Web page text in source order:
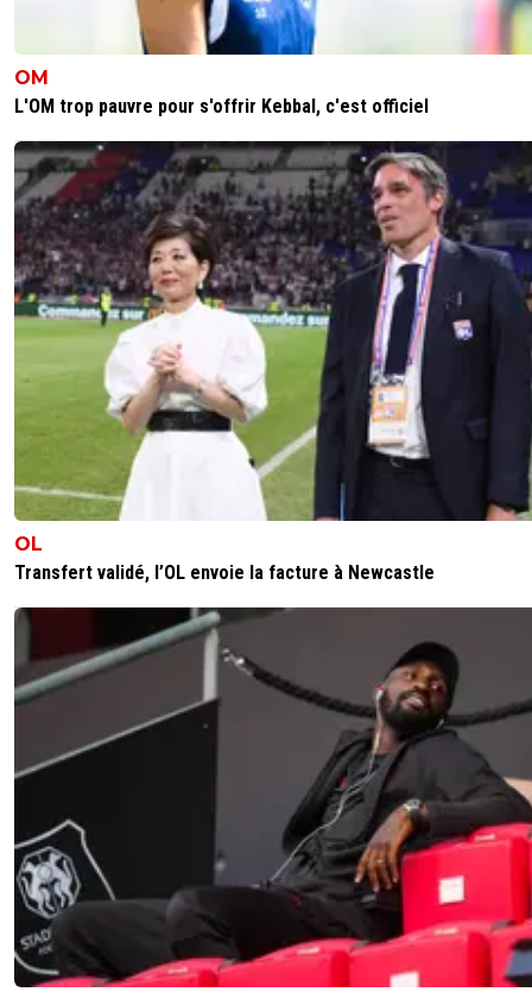
OM
L'OM trop pauvre pour s'offrir Kebbal, c'est officiel
OL
Transfert validé, l’OL envoie la facture à Newcastle